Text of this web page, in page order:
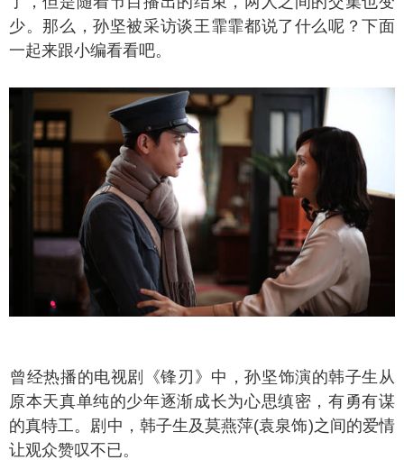
少。那么，孙坚被采访谈王霏霏都说了什么呢？下面
一起来跟小编看看吧。
热播的电视剧《锋刃》中，孙坚饰演的韩子生从
原本天真单纯的少年逐渐成长为心思缜密，有勇有谋
的真特工。剧中，韩子生及莫燕萍(袁泉饰)之间的爱情
让观众赞叹不已。